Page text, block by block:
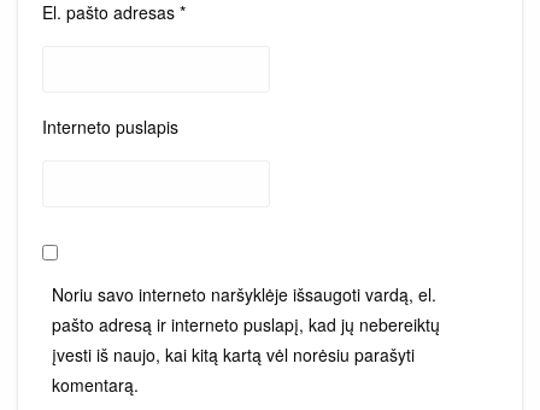
El. pašto adresas *
Interneto puslapis
Noriu savo interneto naršyklėje išsaugoti vardą, el.
pašto adresą ir interneto puslapį, kad jų nebereiktų
įvesti iš naujo, kai kitą kartą vėl norėsiu parašyti
komentarą.